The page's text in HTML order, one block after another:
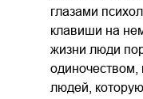
глазами
клавиши на
жизни люди
одиночеством,
людей,